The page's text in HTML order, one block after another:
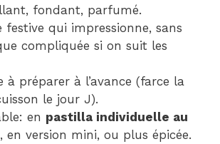
fondant, parfumé.
festive qui impressionne, sans
compliquée si on suit les
à préparer à l’avance (farce la
le jour J).
en pastilla individuelle au
, en version mini, ou plus épicée.